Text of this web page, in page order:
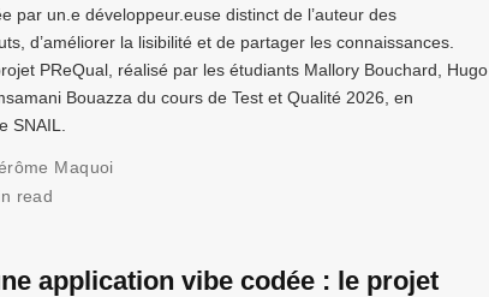
par un.e développeur.euse distinct de l’auteur des
d’améliorer la lisibilité et de partager les connaissances.
PReQual, réalisé par les étudiants Mallory Bouchard, Hugo
Bouazza du cours de Test et Qualité 2026, en
SNAIL.
Maquoi
read
application vibe codée : le projet